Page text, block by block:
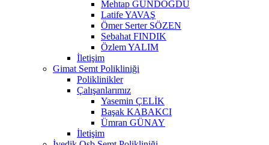
Mehtap GÜNDOĞDU
Latife YAVAŞ
Ömer Serter SÖZEN
Sebahat FINDIK
Özlem YALIM
İletişim
Gimat Semt Polikliniği
Poliklinikler
Çalışanlarımız
Yasemin ÇELİK
Başak KABAKCI
Ümran GÜNAY
İletişim